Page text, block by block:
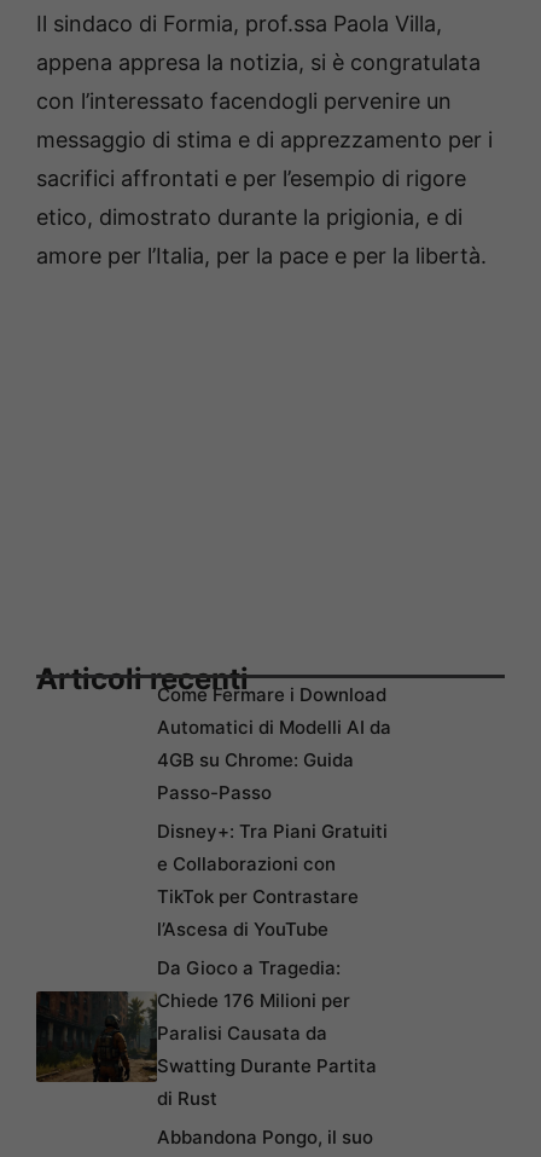
Il sindaco di Formia, prof.ssa Paola Villa,
appena appresa la notizia, si è congratulata
con l’interessato facendogli pervenire un
messaggio di stima e di apprezzamento per i
sacrifici affrontati e per l’esempio di rigore
etico, dimostrato durante la prigionia, e di
amore per l’Italia, per la pace e per la libertà.
Articoli recentiCome Fermare i Download
Automatici di Modelli AI da
4GB su Chrome: Guida
Passo-Passo
Disney+: Tra Piani Gratuiti
e Collaborazioni con
TikTok per Contrastare
l’Ascesa di YouTube
Da Gioco a Tragedia:
Chiede 176 Milioni per
Paralisi Causata da
Swatting Durante Partita
di Rust
Abbandona Pongo, il suo